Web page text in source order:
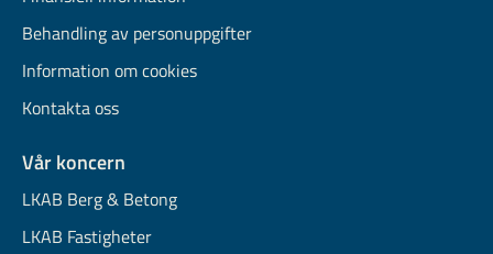
Behandling av personuppgifter
Information om cookies
Kontakta oss
Vår koncern
LKAB Berg & Betong
LKAB Fastigheter